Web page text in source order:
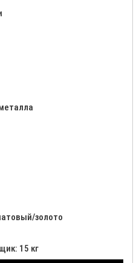
золото
15 кг